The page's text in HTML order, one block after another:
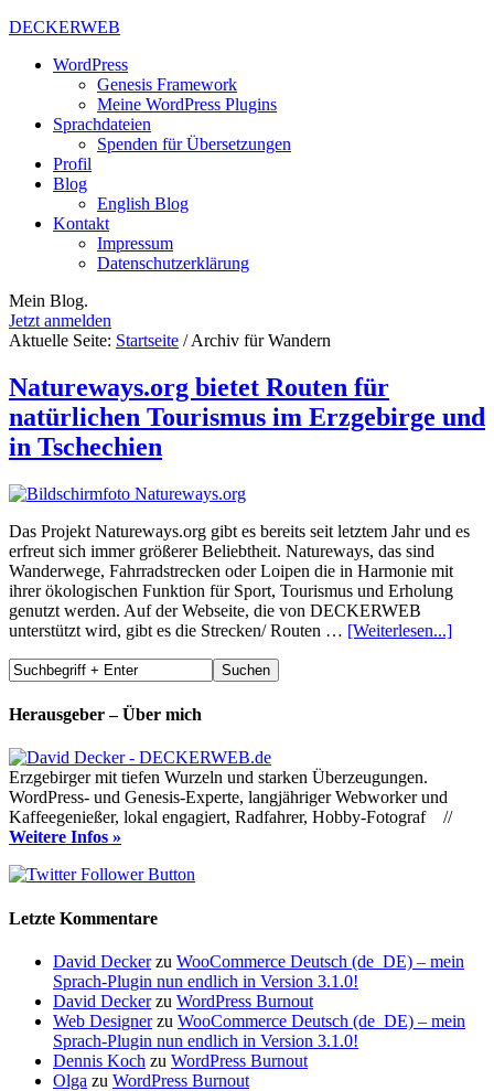
DECKERWEB
WordPress
Genesis Framework
Meine WordPress Plugins
Sprachdateien
Spenden für Übersetzungen
Profil
Blog
English Blog
Kontakt
Impressum
Datenschutzerklärung
Mein Blog.
Jetzt anmelden
Aktuelle Seite: Startseite /Archiv für Wandern
Natureways.org bietet Routen für
natürlichen Tourismus im Erzgebirge und
in Tschechien
Das Projekt Natureways.org gibt es bereits seit letztem Jahr und es
erfreut sich immer größerer Beliebtheit. Natureways, das sind
Wanderwege, Fahrradstrecken oder Loipen die in Harmonie mit
ihrer ökologischen Funktion für Sport, Tourismus und Erholung
genutzt werden. Auf der Webseite, die von DECKERWEB
unterstützt wird, gibt es die Strecken/ Routen … [Weiterlesen...]
Herausgeber – Über mich
Erzgebirger mit tiefen Wurzeln und starken Überzeugungen.
WordPress- und Genesis-Experte, langjähriger Webworker und
Kaffeegenießer, lokal engagiert, Radfahrer, Hobby-Fotograf //
Weitere Infos »
Letzte Kommentare
David Deckerzu WooCommerce Deutsch (de_DE) – mein
Sprach-Plugin nun endlich in Version 3.1.0!
David Deckerzu WordPress Burnout
Web Designerzu WooCommerce Deutsch (de_DE) – mein
Sprach-Plugin nun endlich in Version 3.1.0!
Dennis Koch zu WordPress Burnout
Olga zu WordPress Burnout